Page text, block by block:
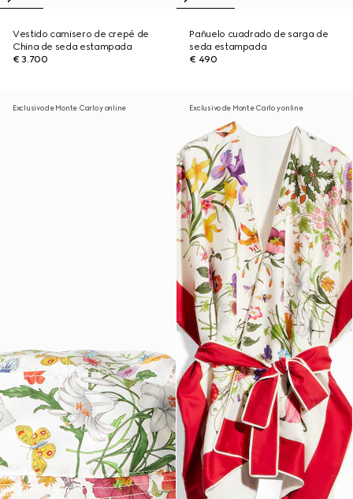
Vestido camisero de crepé de
China de seda estampada
€ 3.700
Pañuelo cuadrado de sarga de
seda estampada
€ 490
Exclusivo de Monte Carlo y online Exclusivo de Monte Carlo y online